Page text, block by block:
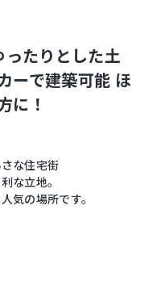
たりとした土
ーで建築可能 ほ
に！
な住宅街
な立地。
気の場所です。